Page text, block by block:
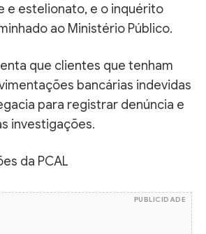
e estelionato, e o inquérito
ao Ministério Público.
que clientes que tenham
bancárias indevidas
para registrar denúncia e
investigações.
da PCAL
PUBLICIDADE